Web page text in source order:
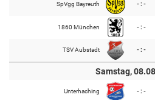
SpVgg Bayreuth - : -
1860 München - : -
TSV Aubstadt - : -
Samstag,
Unterhaching - : -